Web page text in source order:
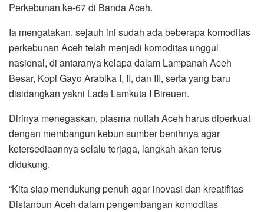
Perkebunan ke-67 di Banda Aceh.
Ia mengatakan, sejauh ini sudah ada beberapa komoditas
perkebunan Aceh telah menjadi komoditas unggul
nasional, di antaranya kelapa dalam Lampanah Aceh
Besar, Kopi Gayo Arabika I, II, dan III, serta yang baru
disidangkan yakni Lada Lamkuta I Bireuen.
Dirinya menegaskan, plasma nutfah Aceh harus diperkuat
dengan membangun kebun sumber benihnya agar
ketersediaannya selalu terjaga, langkah akan terus
didukung.
“Kita siap mendukung penuh agar inovasi dan kreatifitas
Distanbun Aceh dalam pengembangan komoditas